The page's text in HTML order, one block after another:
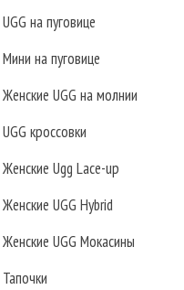
UGG на пуговице
Мини на пуговице
Женские UGG на молнии
UGG кроссовки
Женские Ugg Lace-up
Женские UGG Hybrid
Женские UGG Мокасины
Тапочки